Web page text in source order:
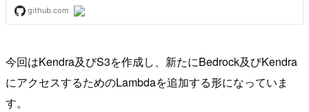
今回はKendra及びS3を作成し、新たにBedrock及びKendra
にアクセスするためのLambdaを追加する形になっていま
す。